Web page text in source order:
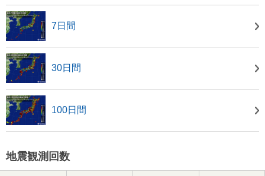
7日間
30日間
100日間
地震観測回数